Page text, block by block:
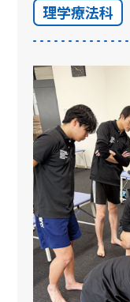
理学療法科